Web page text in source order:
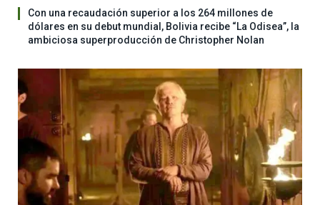
Con una recaudación superior a los 264 millones de
dólares en su debut mundial, Bolivia recibe “La Odisea”, la
ambiciosa superproducción de Christopher Nolan